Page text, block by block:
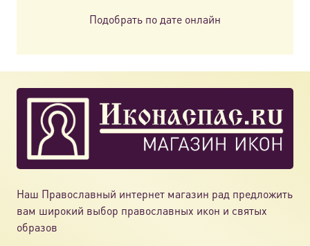
Подобрать по дате онлайн
Наш Православный интернет магазин рад предложить
вам широкий выбор православных икон и святых
образов